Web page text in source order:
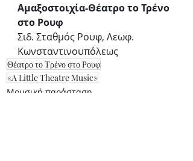
Αμαξοστοιχία-Θέατρο το Τρένο
στο Ρουφ
Σιδ. Σταθμός Ρουφ, Λεωφ.
Κωνσταντινουπόλεως
Θέατρο το Τρένο στο Ρουφ
«A Little Theatre Music»
Μουσική παράσταση